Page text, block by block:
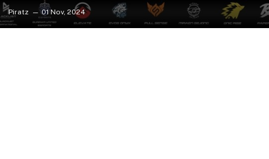
Piratz 01 Nov, 2024